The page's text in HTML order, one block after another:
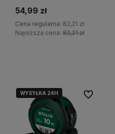
54,99 zł
Cena regularna: 82,21 zł
Najniższa cena: 82,21 zł
WYSYŁKA 24H Do